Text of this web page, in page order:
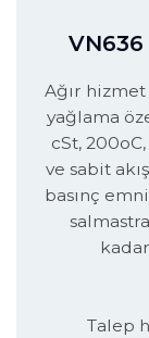
Ağır
yağlama
cSt,
ve sabit
basınç
Talep